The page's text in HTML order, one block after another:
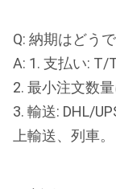
Q: 納期はどう
A: 1. 支払い: T/
2. 最小注文数
3. 輸送: DHL/
上輸送、列車。